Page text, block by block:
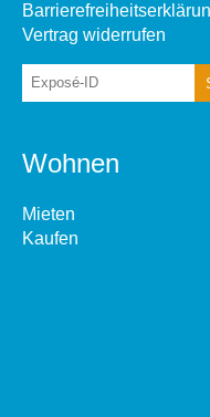
Vertrag widerrufen
Wohnen
Mieten
Kaufen